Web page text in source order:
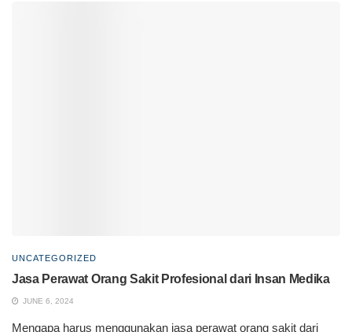
UNCATEGORIZED
Jasa Perawat Orang Sakit Profesional dari Insan Medika
JUNE 6, 2024
Mengapa harus menggunakan jasa perawat orang sakit dari